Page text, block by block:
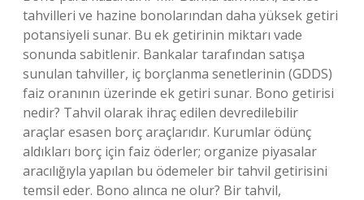
tahvilleri ve hazine bonolarından daha yüksek getiri
potansiyeli sunar. Bu ek getirinin miktarı vade
sonunda sabitlenir. Bankalar tarafından satışa
sunulan tahviller, iç borçlanma senetlerinin (GDDS)
faiz oranının üzerinde ek getiri sunar. Bono getirisi
nedir? Tahvil olarak ihraç edilen devredilebilir
araçlar esasen borç araçlarıdır. Kurumlar ödünç
aldıkları borç için faiz öderler; organize piyasalar
aracılığıyla yapılan bu ödemeler bir tahvil getirisini
temsil eder. Bono alınca ne olur? Bir tahvil,